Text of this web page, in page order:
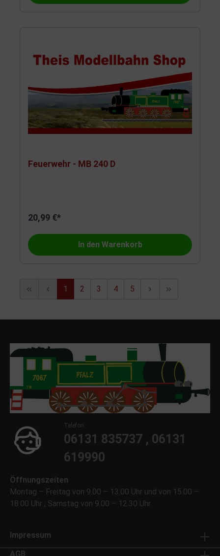
Feuerwehr - MB 240 D
20,99 €*
In den Warenkorb
1 2 3 4 5
Telefon:
06131 835737 , 06131
619990
Öffnungszeiten
Montag – Freitag von 9.00 – 13.00 Uhr und von 15.00 –
18.00 Uhr ; Samstag von 9.00 – 12.30 Uhr
Impressum
AGB